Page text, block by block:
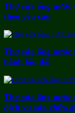
Thợ sửa ống nước
theo yêu cầu
Thợ sửa ống nước
hành lâu dài
Thợ sửa ống
dịch vụ sửa chữa